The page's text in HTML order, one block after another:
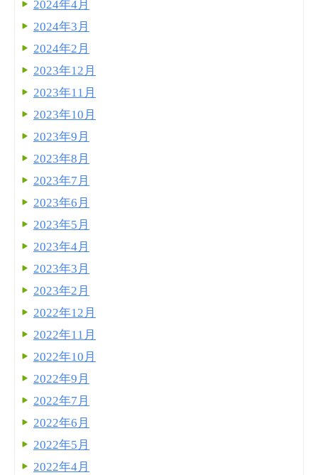
2024年4月
2024年3月
2024年2月
2023年12月
2023年11月
2023年10月
2023年9月
2023年8月
2023年7月
2023年6月
2023年5月
2023年4月
2023年3月
2023年2月
2022年12月
2022年11月
2022年10月
2022年9月
2022年7月
2022年6月
2022年5月
2022年4月